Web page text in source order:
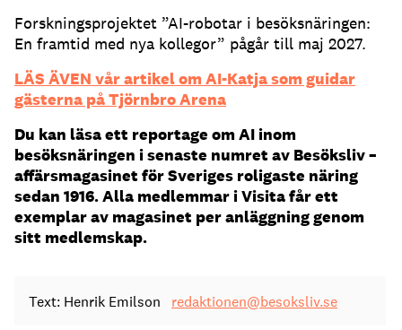
Forskningsprojektet ”AI-robotar i besöksnäringen:
En framtid med nya kollegor” pågår till maj 2027.
LÄS ÄVEN vår artikel om AI-Katja som guidar
gästerna på Tjörnbro Arena
Du kan läsa ett reportage om AI inom
besöksnäringen i senaste numret av Besöksliv –
affärsmagasinet för Sveriges roligaste näring
sedan 1916. Alla medlemmar i Visita får ett
exemplar av magasinet per anläggning genom
sitt medlemskap.
Text: Henrik Emilson redaktionen@besoksliv.se